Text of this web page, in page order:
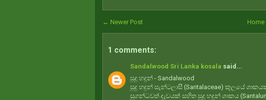
← Newer Post Home
1 comments:
Sandalwood Sri Lanka kosala said...
සුදු හදුන් - Sandalwood
සුදු හදුන් සැන්ටලාසී (Santalaceae) කුලයේ
සුගන්ධවත් දැවයක් සහිත සුදු හදුන් ශාකය